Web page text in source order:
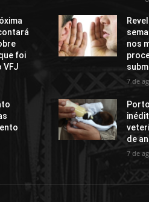
foi
VFJ
nos
7 de
de
7 de